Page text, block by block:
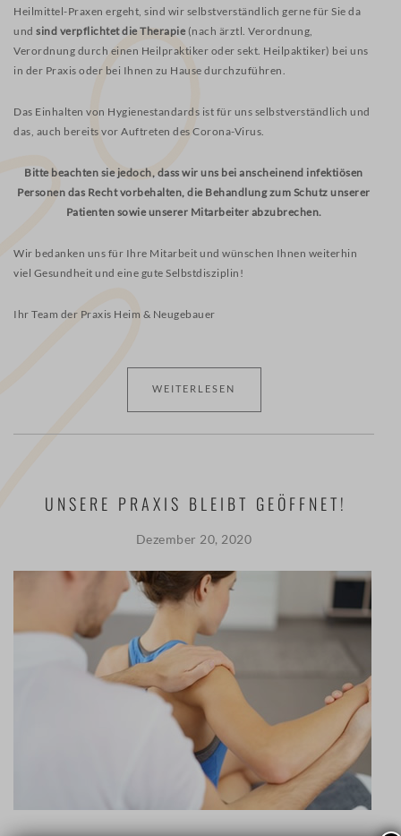
Heilmittel-Praxen ergeht, sind wir selbstverständlich gerne für Sie da
und sind verpflichtet die Therapie (nach ärztl. Verordnung,
Verordnung durch einen Heilpraktiker oder sekt. Heilpaktiker) bei uns
in der Praxis oder bei Ihnen zu Hause durchzuführen.
Das Einhalten von Hygienestandards ist für uns selbstverständlich und
das, auch bereits vor Auftreten des Corona-Virus.
Bitte beachten sie jedoch, dass wir uns bei anscheinend infektiösen
Personen das Recht vorbehalten, die Behandlung zum Schutz unserer
Patienten sowie unserer Mitarbeiter abzubrechen.
Wir bedanken uns für Ihre Mitarbeit und wünschen Ihnen weiterhin
viel Gesundheit und eine gute Selbstdisziplin!
Ihr Team der Praxis Heim & Neugebauer
WEITERLESEN
UNSERE PRAXIS BLEIBT GEÖFFNET!
Dezember 20, 2020